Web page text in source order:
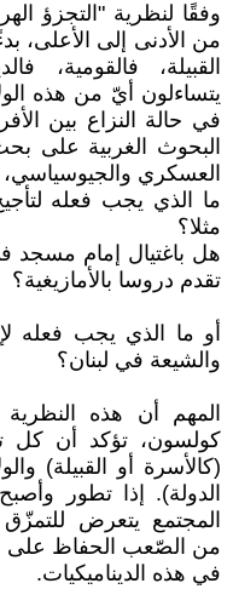
وفقًا لنظرية "التجزؤ
من الأدنى إلى الأعلى،
القبيلة، فالقومية،
يتساءلون أيّ من هذه
في حالة النزاع بين
البحوث الغربية على
العسكري
ما الذي يجب فعله
مثلا؟
هل باغتيال إمام مسجد
تقدم دروسا بالأمازيغية؟
أو ما الذي يجب فعله
والشيعة في لبنان؟
المهم أن هذه
كولسون، تؤكد أن كل
(كالأسرة أو القبيلة)
الدولة). إذا تطور
المجتمع يتعرض
من الصّعب الحفاظ على
في هذه الديناميكيات.